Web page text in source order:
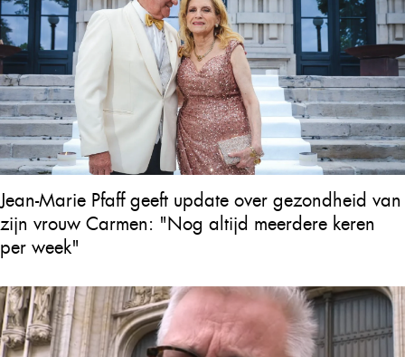
Jean-Marie Pfaff geeft update over gezondheid van
zijn vrouw Carmen: "Nog altijd meerdere keren
per week"